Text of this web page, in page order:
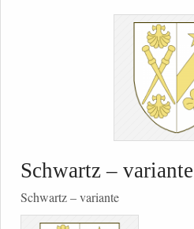
Schwartz – variante
Schwartz – variante